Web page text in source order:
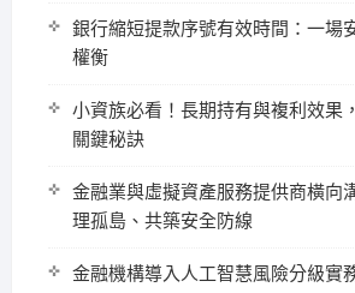
銀行縮短提款序號有效時間：一場
權衡
小資族必看！長期持有與複利效果
關鍵秘訣
金融業與虛擬資產服務提供商橫向
理孤島、共築安全防線
金融機構導入人工智慧風險分級實